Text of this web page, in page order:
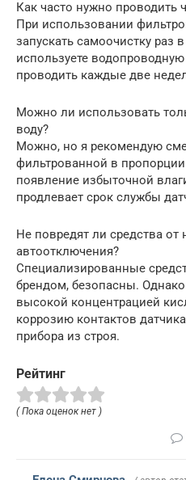
Как часто нужно проводить
При использовании
запускать самоочистку раз
используете
проводить каждые две
Можно ли использовать
воду?
Можно, но я рекомендую
фильтрованной в
появление избыточной
продлевает срок службы
Не повредят ли средства от
автоотключения?
Специализированные
брендом, безопасны.
высокой концентрацией
коррозию контактов
прибора из строя.
Рейтинг
( Пока оценок нет )